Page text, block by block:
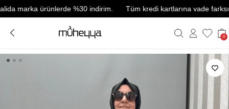
ürünlerde %30 indirim. Tüm kredi kartlarına vade farksız 3
0